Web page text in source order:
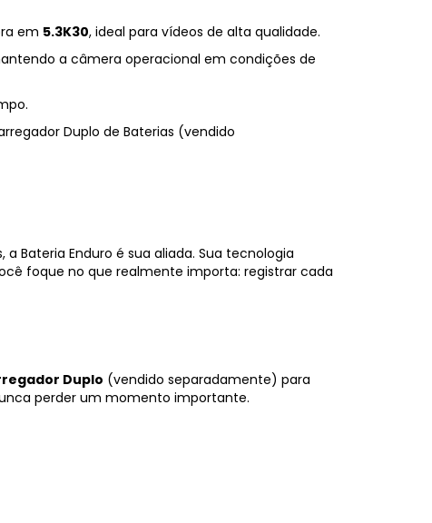
em 5.3K30, ideal para vídeos de alta qualidade.
a câmera operacional em condições de
Duplo de Baterias (vendido
Bateria Enduro é sua aliada. Sua tecnologia
foque no que realmente importa: registrar cada
Duplo (vendido separadamente) para
perder um momento importante.